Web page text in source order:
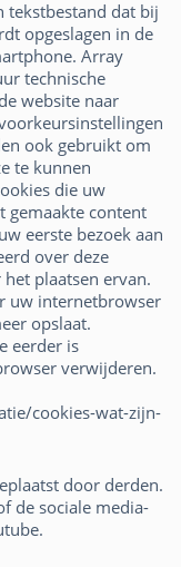
tekstbestand dat bij
opgeslagen in de
Array
technische
website naar
ook gebruikt om
te kunnen
die uw
gemaakte content
eerste bezoek aan
over deze
plaatsen ervan.
uw internetbrowser
opslaat.
eerder is
verwijderen.
cookies-wat-zijn-
door derden.
de sociale media-